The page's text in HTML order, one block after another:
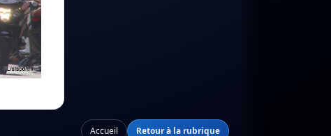
Accueil Retour à la rubrique